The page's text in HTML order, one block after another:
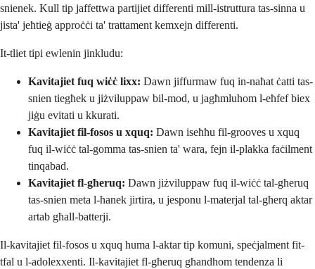
snienek. Kull tip jaffettwa partijiet differenti mill-istruttura tas-sinna u
jista' jeħtieġ approċċi ta' trattament kemxejn differenti.
It-tliet tipi ewlenin jinkludu:
Kavitajiet fuq wiċċ lixx: Dawn jiffurmaw fuq in-naħat ċatti tas-
snien tiegħek u jiżviluppaw bil-mod, u jagħmluhom l-eħfef biex
jiġu evitati u kkurati.
Kavitajiet fil-fosos u xquq: Dawn iseħħu fil-grooves u xquq
fuq il-wiċċ tal-gomma tas-snien ta' wara, fejn il-plakka faċilment
tinqabad.
Kavitajiet fl-għeruq: Dawn jiżviluppaw fuq il-wiċċ tal-għeruq
tas-snien meta l-ħanek jirtira, u jesponu l-materjal tal-għerq aktar
artab għall-batterji.
Il-kavitajiet fil-fosos u xquq huma l-aktar tip komuni, speċjalment fit-
tfal u l-adolexxenti. Il-kavitajiet fl-għeruq għandhom tendenza li